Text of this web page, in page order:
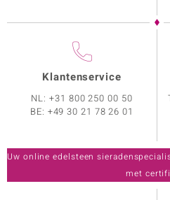
Klantenservice
NL:+31 800 250 00 50
BE: +49 30 21 78 26 01
Uw online edelsteen
met